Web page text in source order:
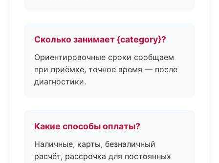
Сколько занимает {category}?
Ориентировочные сроки сообщаем
при приёмке, точное время — после
диагностики.
Какие способы оплаты?
Наличные, карты, безналичный
расчёт, рассрочка для постоянных